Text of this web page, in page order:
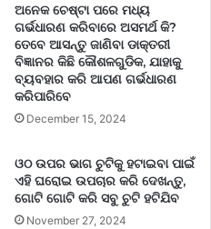
ଅନେକ ଚେଷ୍ଟା ପରେ ମଧ୍ୟ
ଗର୍ଭଧାରଣ କରିବାରେ ଅସମର୍ଥ କି?
ତେବେ ଆସନ୍ତୁ ଜାଣିବା ଡାକ୍ତରୀ
ବିଜ୍ଞାନର କିଛି କୌଶଳଗୁଡିକ, ଯାହାକୁ
ବ୍ୟବହାର କରି ଆପଣ ଗର୍ଭଧାରଣ
କରିପାରିବେ
December 15, 2024
ଓଠ ଉପର ଭାଗ ଚୁଟିକୁ ହଟାଇବା ପାଇଁ
ଏହି ଘରୋଇ ଉପଚାର କରି ଦେଖନ୍ତୁ,
ଗୋଟି ଗୋଟି କରି ସବୁ ଚୁଟି ହଟିଯିବ
November 27, 2024